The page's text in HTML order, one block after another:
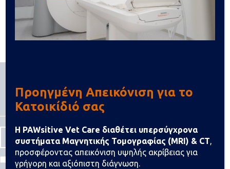
Συμφωνώ με τους Όρους & τις Προϋποθέσεις
Προηγμένη Απεικόνιση για το
Κατοικίδιό σας
Η PAWsitive Vet Care διαθέτει υπερσύγχρονα
συστήματα Μαγνητικής Τομογραφίας (MRI) & CT,
προσφέροντας απεικόνιση υψηλής ακρίβειας για
γρήγορη και αξιόπιστη διάγνωση.